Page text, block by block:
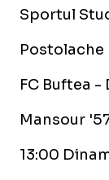
Sportul
Postolache
FC Buftea -
Mansour
13:00